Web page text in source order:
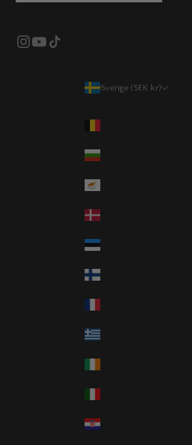
Sverige (SEK kr)
Bulgarien (EUR €)
Danmark (DKK kr.)
Estland (EUR €)
Finland (EUR €)
Grekland (EUR €)
Kroatien (EUR €)